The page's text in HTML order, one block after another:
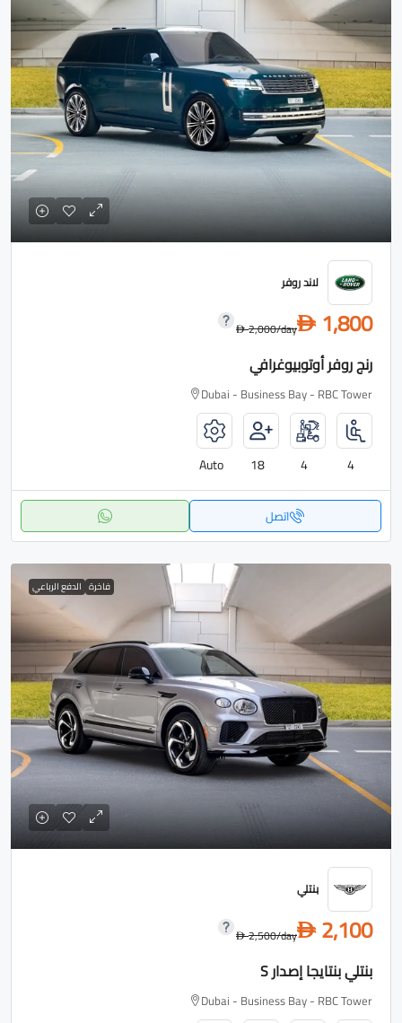
لاند روفر
D 1,800
D2,000/day
رنج روفر أوتوبيوغرافي
Dubai - Business Bay - RBC Tower
4
4
18
Auto
اتصل
فاخرة الدفع الرباعي
بنتلي
D 2,100
D2,500/day
بنتلي بنتايجا إصدار S
Dubai - Business Bay - RBC Tower